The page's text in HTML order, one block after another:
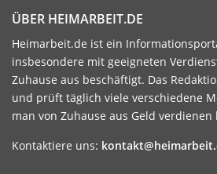
ÜBER HEIMARBEIT.DE
Heimarbeit.de ist ein
insbesondere mit geeigneten
Zuhause aus beschäftigt. Das
und prüft täglich viele verschiedene
man von Zuhause aus Geld verdienen
Kontaktiere uns: